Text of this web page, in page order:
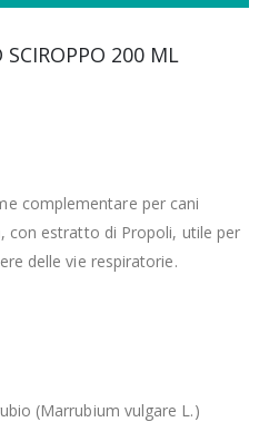
200 ML
complementare per cani
con estratto di Propoli, utile per
delle vie respiratorie.
(Marrubium vulgare L.)